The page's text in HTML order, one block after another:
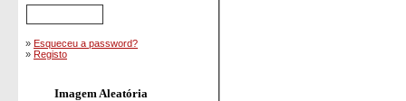
» Esqueceu a password?
» Registo
Imagem Aleatória